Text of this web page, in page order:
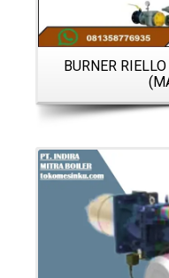
BURNER